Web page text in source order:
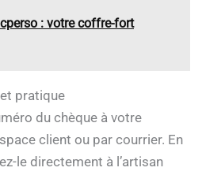
: votre coffre-fort
pratique
du chèque à votre
client ou par courrier. En
le directement à l’artisan